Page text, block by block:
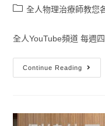
全人物理治療師教您
全人YouTube頻道 每週
Continue Reading